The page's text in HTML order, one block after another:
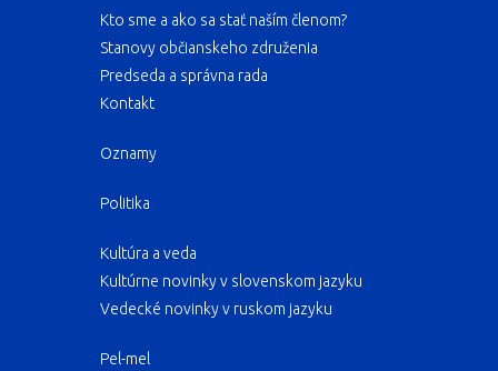
Kto sme a ako sa stať naším členom?
Stanovy občianskeho združenia
Predseda a správna rada
Kontakt
Oznamy
Politika
Kultúra a veda
Kultúrne novinky v slovenskom jazyku
Vedecké novinky v ruskom jazyku
Pel-mel